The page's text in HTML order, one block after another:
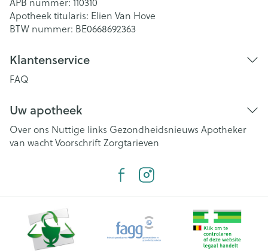
Apotheek titularis: Elien Van Hove
BTW nummer: BE0668692363
Klantenservice
FAQ
Uw apotheek
Over ons Nuttige links Gezondheidsnieuws Apotheker
van wachtVoorschriftZorgtarieven